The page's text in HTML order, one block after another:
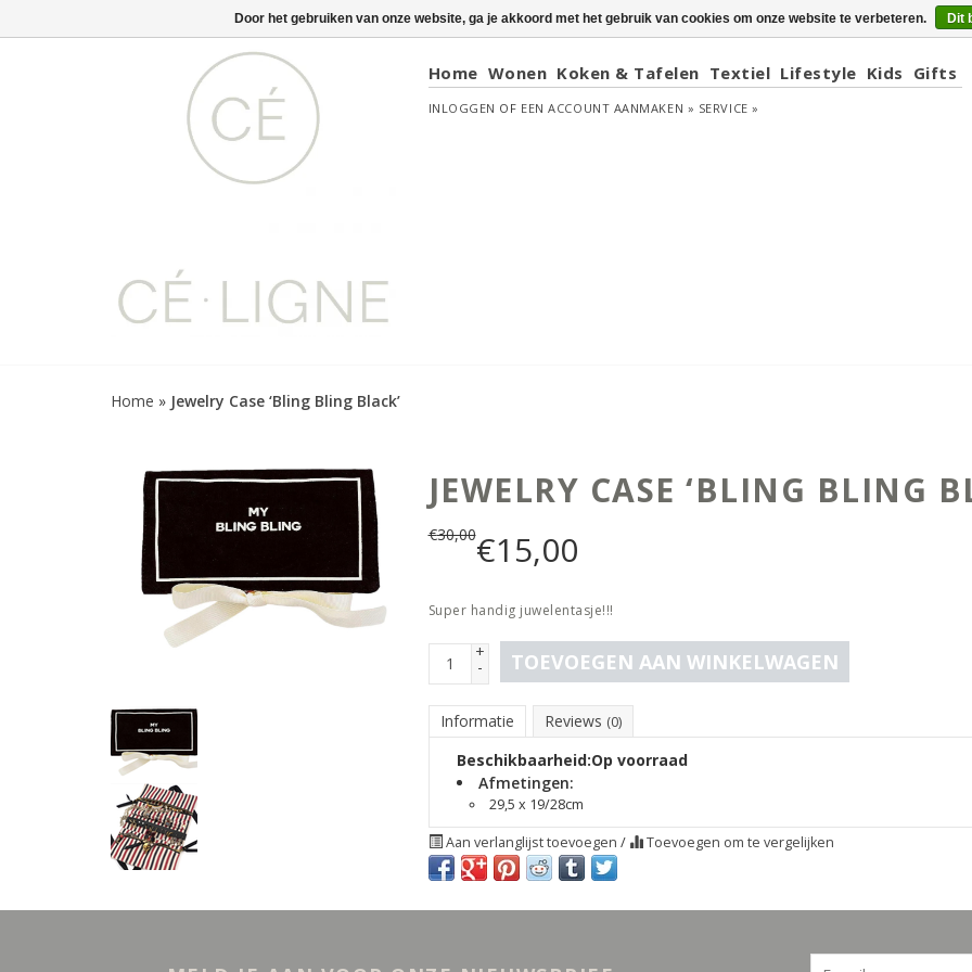
Home Wonen Koken & Tafelen Textiel Lifestyle Kids Gifts
INLOGGEN OF EEN ACCOUNT AANMAKEN » SERVICE »
Home » Jewelry Case ‘Bling Bling Black’
JEWELRY CASE ‘BLING BLING
€30,00€15,00
Super handig juwelentasje!!!
+
- TOEVOEGEN AAN WINKELWAGEN
Informatie Reviews (0)
Beschikbaarheid:Op voorraad
Afmetingen:
29,5 x 19/28cm
Aan verlanglijst toevoegen / Toevoegen om te vergelijken
Door het gebruiken van onze website, ga je akkoord met het gebruik van cookies om onze website te verbeteren. Dit